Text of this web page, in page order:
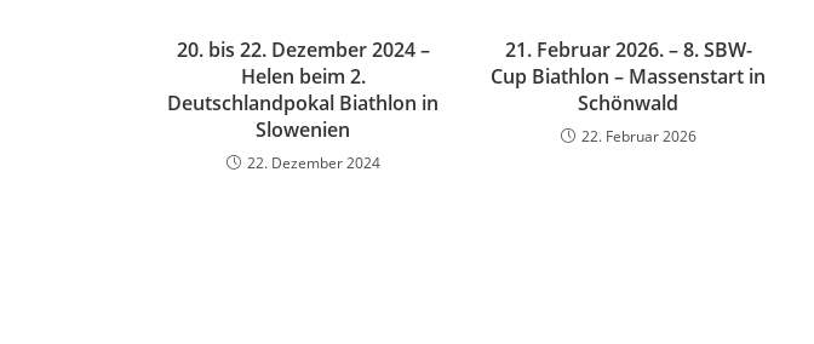
20. bis 22. Dezember 2024 –
Helen beim 2.
Deutschlandpokal Biathlon in
Slowenien
22. Dezember 2024
21. Februar 2026. – 8. SBW-
Cup Biathlon – Massenstart in
Schönwald
22. Februar 2026